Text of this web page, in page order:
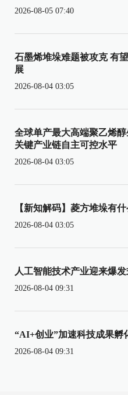
2026-08-05 07:40
石墨烯堆垛难题被攻克 有
展
2026-08-04 03:05
全球单产最大高端聚乙烯
关键产业链自主可控水平
2026-08-04 03:05
【新知解码】菱方堆垛有什
2026-08-04 03:05
人工智能技术产业迎来爆
2026-08-04 09:31
“AI+创业”加速科技成果孵
2026-08-04 09:31